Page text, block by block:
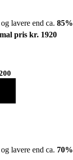
og lavere end ca. 85%
pris kr. 1920
og lavere end ca. 70%